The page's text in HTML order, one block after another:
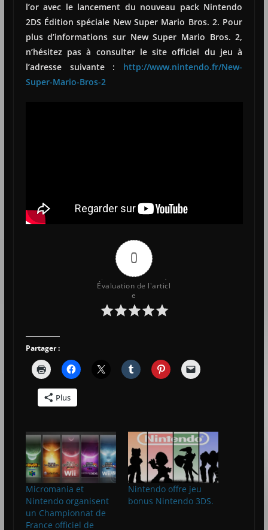
l’or avec le lancement du nouveau pack Nintendo
2DS Édition spéciale New Super Mario Bros. 2. Pour
plus d’informations sur New Super Mario Bros. 2,
n’hésitez pas à consulter le site officiel du jeu à
l’adresse suivante : http://www.nintendo.fr/New-
Super-Mario-Bros-2
0
Évaluation de l'articl
e
Partager :
Plus
Micromania et
Nintendo organisent
un Championnat de
France officiel de
Nintendo offre jeu
bonus Nintendo 3DS.